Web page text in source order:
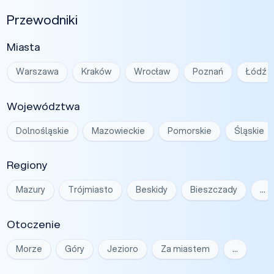
Przewodniki
Miasta
Warszawa Kraków Wrocław Poznań Łódź
Województwa
Dolnośląskie Mazowieckie Pomorskie Śląskie
Regiony
Mazury Trójmiasto Beskidy Bieszczady …
Otoczenie
Morze Góry Jezioro Za miastem …